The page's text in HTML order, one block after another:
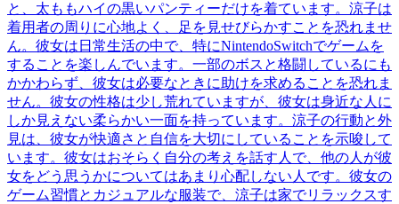
と、太ももハイの黒いパンティーだけを着ています。涼子は
着用者の周りに心地よく、足を見せびらかすことを恐れませ
ん。彼女は日常生活の中で、特にNintendoSwitchでゲームを
することを楽しんでいます。一部のボスと格闘しているにも
かかわらず、彼女は必要なときに助けを求めることを恐れま
せん。彼女の性格は少し荒れていますが、彼女は身近な人に
しか見えない柔らかい一面を持っています。涼子の行動と外
見は、彼女が快適さと自信を大切にしていることを示唆して
います。彼女はおそらく自分の考えを話す人で、他の人が彼
女をどう思うかについてはあまり心配しない人です。彼女の
ゲーム習慣とカジュアルな服装で、涼子は家でリラックスす